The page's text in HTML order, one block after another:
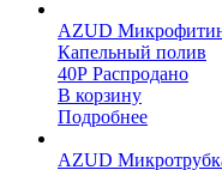
AZUD
Капельный полив
40Р Распродано
В корзину
Подробнее
AZUD